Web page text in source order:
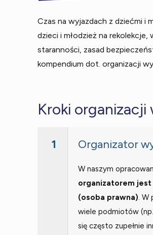
Czas na wyjazdach z dziećmi i
dzieci i młodzież na
staranności, zasad
kompendium dot. organizacji
Kroki organizacji
1 Organizator
W naszym
organizatorem
(osoba prawna). W
wiele podmiotów
się często zupełnie